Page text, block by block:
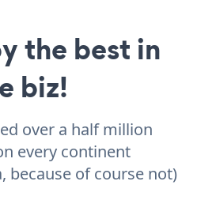
the best in
biz!
over a half million
every continent
because of course not)